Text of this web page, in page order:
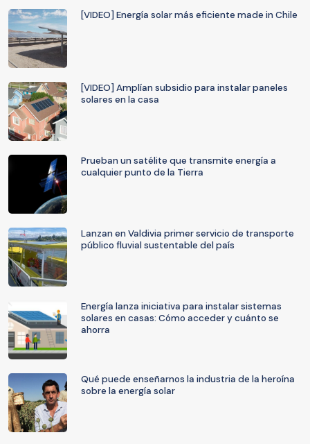
[VIDEO] Energía solar más eficiente made in Chile
[VIDEO] Amplían subsidio para instalar paneles
solares en la casa
Prueban un satélite que transmite energía a
cualquier punto de la Tierra
Lanzan en Valdivia primer servicio de transporte
público fluvial sustentable del país
Energía lanza iniciativa para instalar sistemas
solares en casas: Cómo acceder y cuánto se
ahorra
Qué puede enseñarnos la industria de la heroína
sobre la energía solar